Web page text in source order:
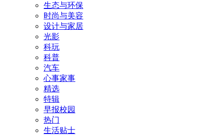
生态与环保
时尚与美容
设计与家居
光影
科玩
科普
汽车
心事家事
精选
特辑
早报校园
热门
生活贴士